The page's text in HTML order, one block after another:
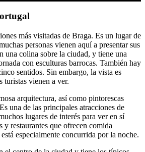
más visitadas de Braga. Es un lugar de
personas vienen aquí a presentar sus
una colina sobre la ciudad, y tiene una
con esculturas barrocas. También hay
sentidos. Sin embargo, la vista es
turistas vienen a ver.
arquitectura, así como pintorescas
una de las principales atracciones de
lugares de interés para ver en sí
y restaurantes que ofrecen comida
especialmente concurrida por la noche.